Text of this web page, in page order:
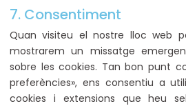
7. Consentiment
Quan visiteu el nostre lloc web
mostrarem un missatge
sobre les cookies. Tan bon punt
preferències», ens consentiu a
cookies i extensions que heu